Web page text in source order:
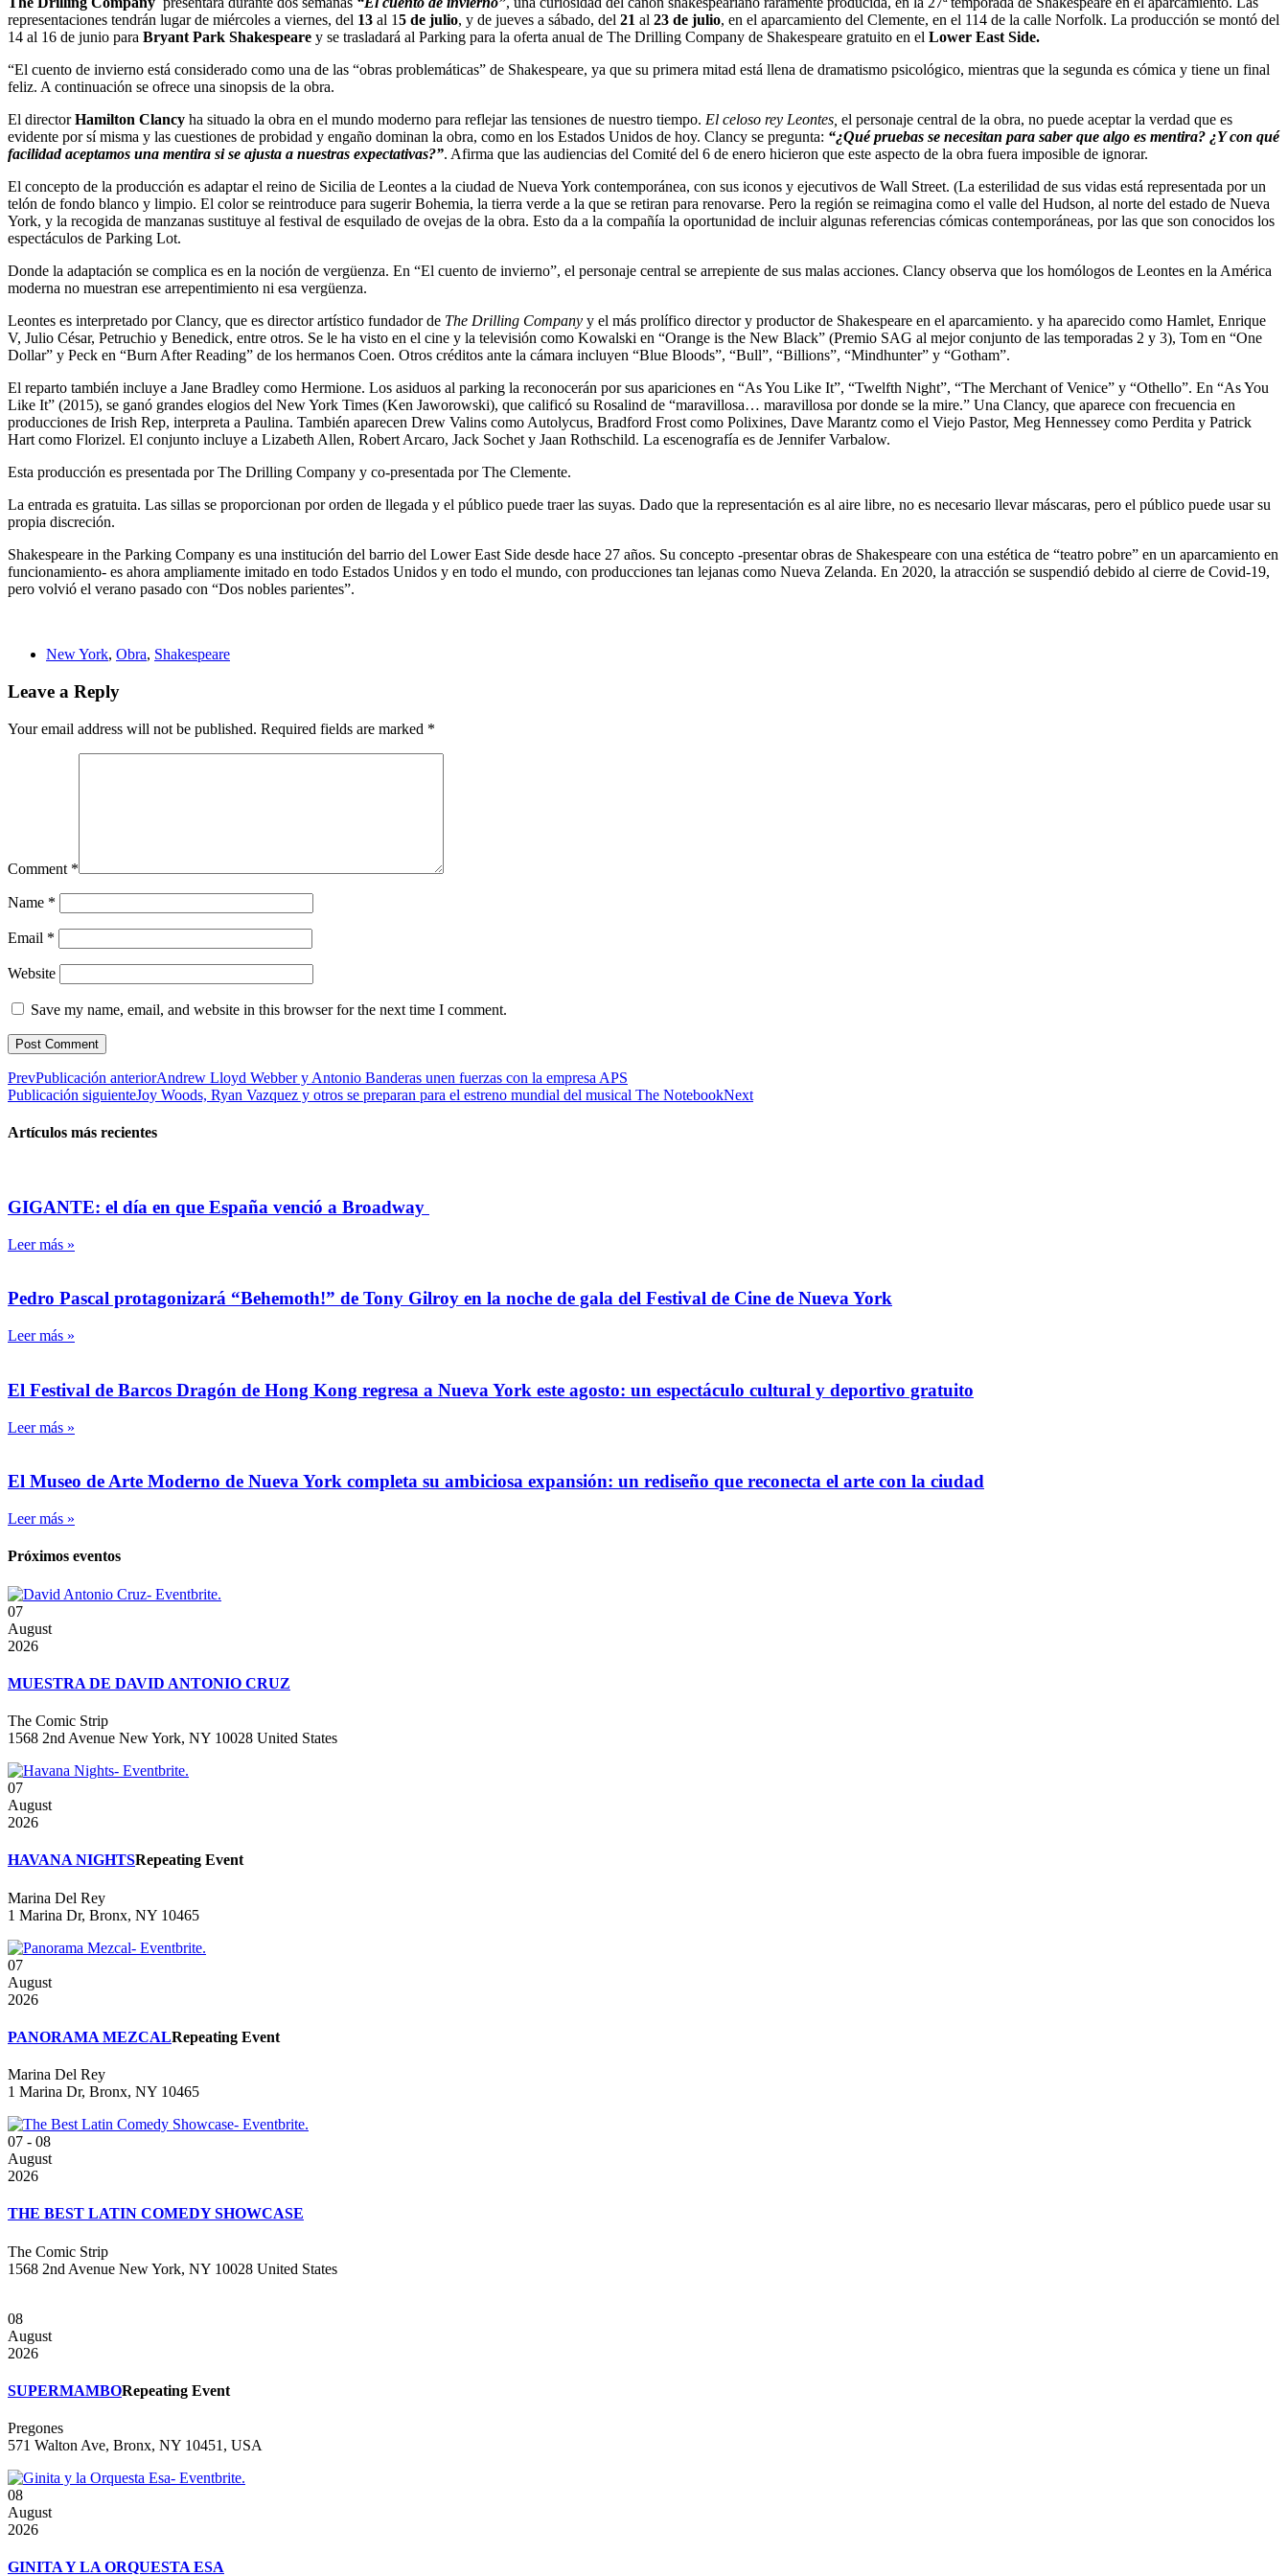
representaciones tendrán lugar de miércoles a viernes, del 13 al 15 de julio, y de jueves a sábado, del 21 al 23 de julio, en el aparcamiento del Clemente, en el 114 de la calle Norfolk. La producción se montó del
14 al 16 de junio para Bryant Park Shakespeare y se trasladará al Parking para la oferta anual de The Drilling Company de Shakespeare gratuito en el Lower East Side.
“El cuento de invierno está considerado como una de las “obras problemáticas” de Shakespeare, ya que su primera mitad está llena de dramatismo psicológico, mientras que la segunda es cómica y tiene un final
feliz. A continuación se ofrece una sinopsis de la obra.
El directorHamilton Clancy ha situado la obra en el mundo moderno para reflejar las tensiones de nuestro tiempo. El celoso rey Leontes, el personaje central de la obra, no puede aceptar la verdad que es
evidente por sí misma y las cuestiones de probidad y engaño dominan la obra, como en los Estados Unidos de hoy. Clancy se pregunta: “¿Qué pruebas se necesitan para saber que algo es mentira? ¿Y con qué
facilidad aceptamos una mentira si se ajusta a nuestras expectativas?”. Afirma que las audiencias del Comité del 6 de enero hicieron que este aspecto de la obra fuera imposible de ignorar.
El concepto de la producción es adaptar el reino de Sicilia de Leontes a la ciudad de Nueva York contemporánea, con sus iconos y ejecutivos de Wall Street. (La esterilidad de sus vidas está representada por un
telón de fondo blanco y limpio. El color se reintroduce para sugerir Bohemia, la tierra verde a la que se retiran para renovarse. Pero la región se reimagina como el valle del Hudson, al norte del estado de Nueva
York, y la recogida de manzanas sustituye al festival de esquilado de ovejas de la obra. Esto da a la compañía la oportunidad de incluir algunas referencias cómicas contemporáneas, por las que son conocidos los
espectáculos de Parking Lot.
Donde la adaptación se complica es en la noción de vergüenza. En “El cuento de invierno”, el personaje central se arrepiente de sus malas acciones. Clancy observa que los homólogos de Leontes en la América
moderna no muestran ese arrepentimiento ni esa vergüenza.
Leontes es interpretado por Clancy, que es director artístico fundador de The Drilling Company y el más prolífico director y productor de Shakespeare en el aparcamiento. y ha aparecido como Hamlet, Enrique
V, Julio César, Petruchio y Benedick, entre otros. Se le ha visto en el cine y la televisión como Kowalski en “Orange is the New Black” (Premio SAG al mejor conjunto de las temporadas 2 y 3), Tom en “One
Dollar” y Peck en “Burn After Reading” de los hermanos Coen. Otros créditos ante la cámara incluyen “Blue Bloods”, “Bull”, “Billions”, “Mindhunter” y “Gotham”.
El reparto también incluye a Jane Bradley como Hermione. Los asiduos al parking la reconocerán por sus apariciones en “As You Like It”, “Twelfth Night”, “The Merchant of Venice” y “Othello”. En “As You
Like It” (2015), se ganó grandes elogios del New York Times (Ken Jaworowski), que calificó su Rosalind de “maravillosa… maravillosa por donde se la mire.” Una Clancy, que aparece con frecuencia en
producciones de Irish Rep, interpreta a Paulina. También aparecen Drew Valins como Autolycus, Bradford Frost como Polixines, Dave Marantz como el Viejo Pastor, Meg Hennessey como Perdita y Patrick
Hart como Florizel. El conjunto incluye a Lizabeth Allen, Robert Arcaro, Jack Sochet y Jaan Rothschild. La escenografía es de Jennifer Varbalow.
Esta producción es presentada por The Drilling Company y co-presentada por The Clemente.
La entrada es gratuita. Las sillas se proporcionan por orden de llegada y el público puede traer las suyas. Dado que la representación es al aire libre, no es necesario llevar máscaras, pero el público puede usar su
propia discreción.
Shakespeare in the Parking Company es una institución del barrio del Lower East Side desde hace 27 años. Su concepto -presentar obras de Shakespeare con una estética de “teatro pobre” en un aparcamiento en
funcionamiento- es ahora ampliamente imitado en todo Estados Unidos y en todo el mundo, con producciones tan lejanas como Nueva Zelanda. En 2020, la atracción se suspendió debido al cierre de Covid-19,
pero volvió el verano pasado con “Dos nobles parientes”.
New York, Obra, Shakespeare
Leave a Reply
Your email address will not be published. Required fields are marked *
Comment *
Name *
Email *
Website
Save my name, email, and website in this browser for the next time I comment.
PrevPublicación anteriorAndrew Lloyd Webber y Antonio Banderas unen fuerzas con la empresa APS
Publicación siguienteJoy Woods, Ryan Vazquez y otros se preparan para el estreno mundial del musical The NotebookNext
Artículos más recientes
GIGANTE: el día en que España venció a Broadway
Leer más »
Pedro Pascal protagonizará “Behemoth!” de Tony Gilroy en la noche de gala del Festival de Cine de Nueva York
Leer más »
El Festival de Barcos Dragón de Hong Kong regresa a Nueva York este agosto: un espectáculo cultural y deportivo gratuito
Leer más »
El Museo de Arte Moderno de Nueva York completa su ambiciosa expansión: un rediseño que reconecta el arte con la ciudad
Leer más »
Próximos eventos
07
August
2026
MUESTRA DE DAVID ANTONIO CRUZ
The Comic Strip
1568 2nd Avenue New York, NY 10028 United States
07
August
2026
HAVANA NIGHTSRepeating Event
Marina Del Rey
1 Marina Dr, Bronx, NY 10465
07
August
2026
PANORAMA MEZCALRepeating Event
Marina Del Rey
1 Marina Dr, Bronx, NY 10465
07 - 08
August
2026
THE BEST LATIN COMEDY SHOWCASE
The Comic Strip
1568 2nd Avenue New York, NY 10028 United States
08
August
2026
SUPERMAMBORepeating Event
Pregones
571 Walton Ave, Bronx, NY 10451, USA
08
August
2026
GINITA Y LA ORQUESTA ESA